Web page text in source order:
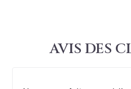
AVIS DES